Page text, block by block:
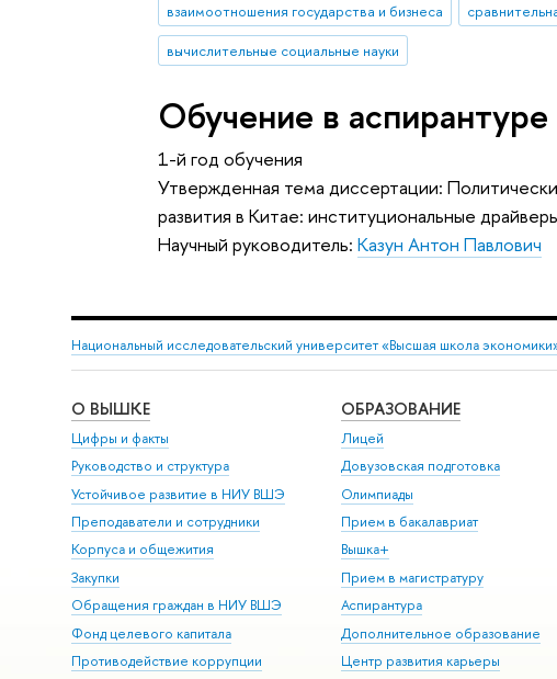
взаимоотношения государства и бизнеса
вычислительные социальные науки
Обучение в аспирантуре
1-й год обучения
Утвержденная тема диссертации:
развития в Китае: институциональные
Научный руководитель:Казун Антон Павлович
Национальный исследовательский университет «Высшая школа
О ВЫШКЕ
Цифры и факты
Руководство и структура
Устойчивое развитие в НИУ ВШЭ
Преподаватели и сотрудники
Корпуса и общежития
Закупки
Обращения граждан в НИУ ВШЭ
Фонд целевого капитала
Противодействие коррупции
ОБРАЗОВАНИЕ
Лицей
Довузовская подготовка
Олимпиады
Прием в бакалавриат
Вышка+
Прием в магистратуру
Аспирантура
Дополнительное образование
Центр развития карьеры